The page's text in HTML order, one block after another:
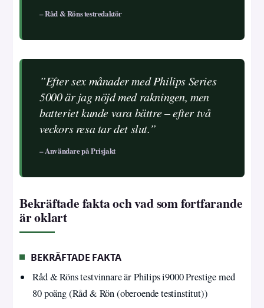
– Råd & Röns testredaktör
”Efter sex månader med Philips Series
5000 är jag nöjd med rakningen, men
batteriet kunde vara bättre – efter två
veckors resa tar det slut.”
– Användare på Prisjakt
Bekräftade fakta och vad som fortfarande
är oklart
BEKRÄFTADE FAKTA
Råd & Röns testvinnare är Philips i9000 Prestige med
80 poäng (Råd & Rön (oberoende testinstitut))